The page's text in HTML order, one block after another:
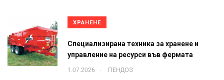
ХРАНЕНЕ
Специализирана техника за хранене и
управление на ресурси във фермата
1.07.2026 . ПЕНДОЗ